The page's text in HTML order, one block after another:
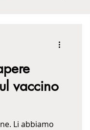
vaccino
Li abbiamo